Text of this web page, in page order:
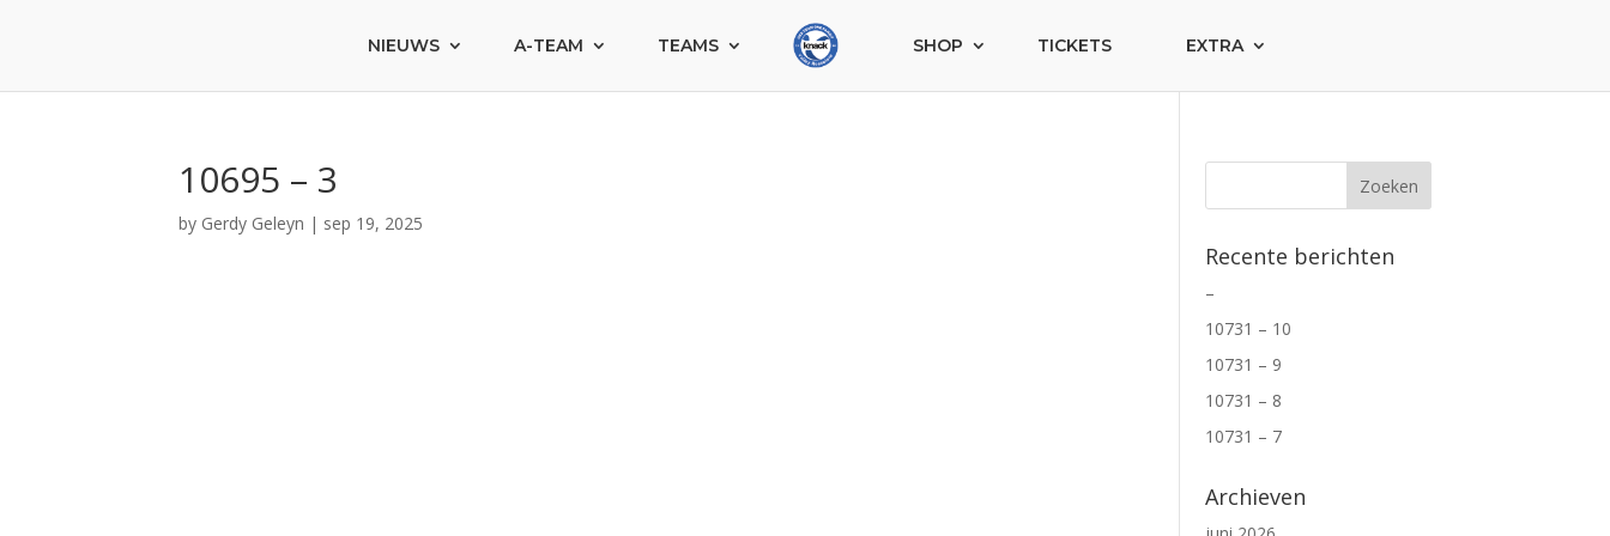
NIEUWS A-TEAM TEAMS SHOP TICKETS EXTRA
10695 – 3
by Gerdy Geleyn | sep 19, 2025
Recente berichten
–
10731 – 10
10731 – 9
10731 – 8
10731 – 7
Archieven